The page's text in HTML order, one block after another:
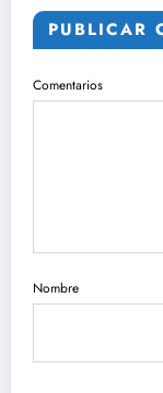
PUBLICAR
Comentarios
Nombre